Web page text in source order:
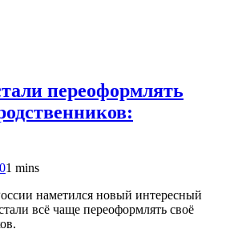
переоформлять
01 mins
наметился новый интересный
всё чаще переоформлять своё